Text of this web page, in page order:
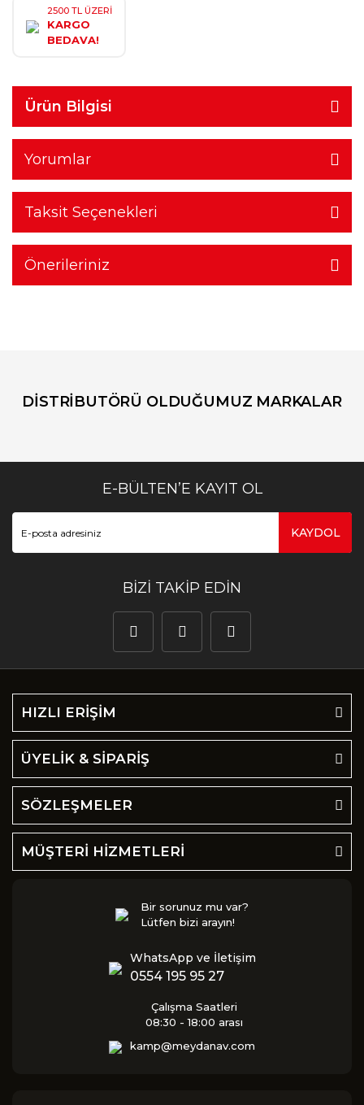
2500 TL ÜZERİ
KARGO
BEDAVA!
Ürün Bilgisi
Yorumlar
Taksit Seçenekleri
Önerileriniz
DİSTRİBUTÖRÜ OLDUĞUMUZ MARKALAR
E-BÜLTEN’E KAYIT OL
KAYDOL
BİZİ TAKİP EDİN
HIZLI ERİŞİM
ÜYELİK & SİPARİŞ
SÖZLEŞMELER
MÜŞTERİ HİZMETLERİ
Bir sorunuz mu var?
Lütfen bizi arayın!
WhatsApp ve İletişim
0554 195 95 27
Çalışma Saatleri
08:30 - 18:00 arası
kamp@meydanav.com